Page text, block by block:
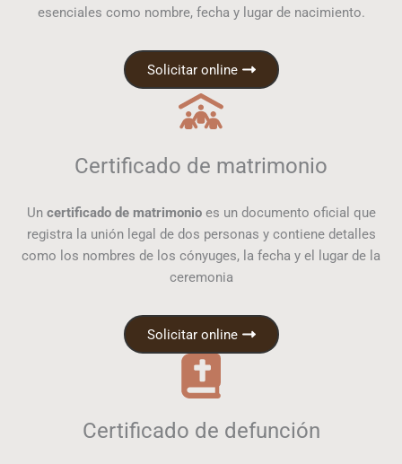
esenciales como nombre, fecha y lugar de nacimiento.
Solicitar online
Certificado de matrimonio
Un certificado de matrimonioes un documento oficial que
registra la unión legal de dos personas y contiene detalles
como los nombres de los cónyuges, la fecha y el lugar de la
ceremonia
Solicitar online
Certificado de defunción